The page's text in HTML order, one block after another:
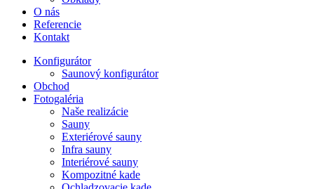
O nás
Referencie
Kontakt
Konfigurátor
Saunový konfigurátor
Obchod
Fotogaléria
Naše realizácie
Sauny
Exteriérové sauny
Infra sauny
Interiérové sauny
Kompozitné kade